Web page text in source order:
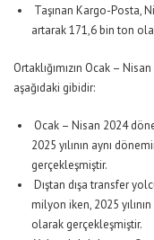
Taşınan Kargo-Posta,
artarak 171,6 bin ton
Ortaklığımızın Ocak –
aşağıdaki gibidir:
Ocak – Nisan 2024
2025 yılının aynı
gerçekleşmiştir.
Dıştan dışa transfer
milyon iken, 2025
olarak gerçekleşmiştir.